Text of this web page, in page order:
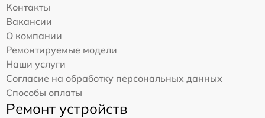
Контакты
Вакансии
О компании
Ремонтируемые модели
Наши услуги
Согласие на обработку персональных данных
Способы оплаты
Ремонт устройств